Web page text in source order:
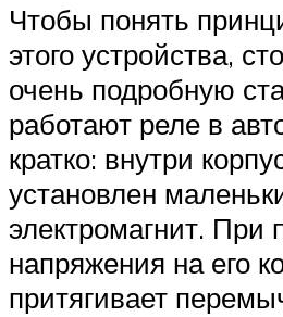
Чтобы понять
этого устройства,
очень подробную
работают реле в
кратко: внутри
установлен
электромагнит. При
напряжения на его
притягивает